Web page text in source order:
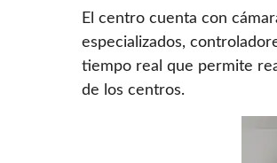
El centro cuenta con
especializados,
tiempo real que permite
de los centros.